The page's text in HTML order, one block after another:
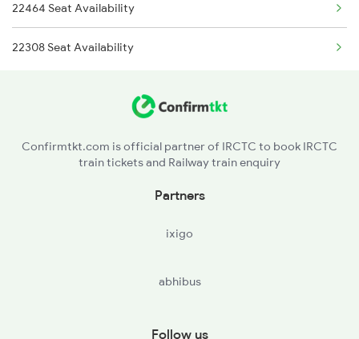
2475 Hsr Cbe Ac Spl
2476 Cbe Hsr Ac Exp
2789 Sc Hsr Spl
22464 Seat Availability
22308 Seat Availability
Confirmtkt.com is official partner of IRCTC to book IRCTC
train tickets and Railway train enquiry
Partners
ixigo
abhibus
Follow us